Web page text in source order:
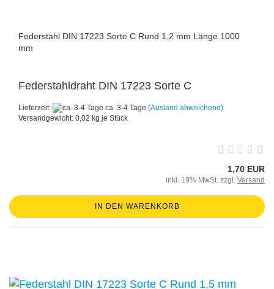
Federstahl DIN 17223 Sorte C Rund 1,2 mm Länge 1000
mm
Federstahldraht DIN 17223 Sorte C
Lieferzeit: ca. 3-4 Tage (Ausland abweichend)
Versandgewicht: 0,02 kg je Stück
1,70 EUR
inkl. 19% MwSt. zzgl. Versand
IN DEN WARENKORB